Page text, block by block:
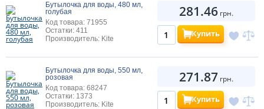
Бутылочка для воды, 480 мл,
голубая
Код товара: 71955
Остатки: 411
Производитель: Kite
281.46 грн.
Купить
Бутылочка для воды, 550 мл,
розовая
Код товара: 68247
Остатки: 1373
Производитель: Kite
271.87 грн.
Купить